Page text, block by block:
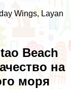
Wings, Layan
Beach
на
моря